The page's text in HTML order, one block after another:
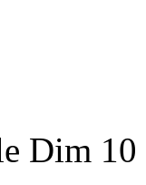
Dim 10